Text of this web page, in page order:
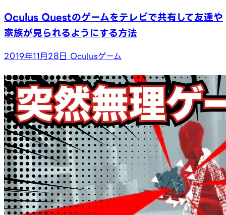
Oculus Questのゲームをテレビで共有して友達や
家族が見られるようにする方法
2019年11月28日 Oculusゲーム